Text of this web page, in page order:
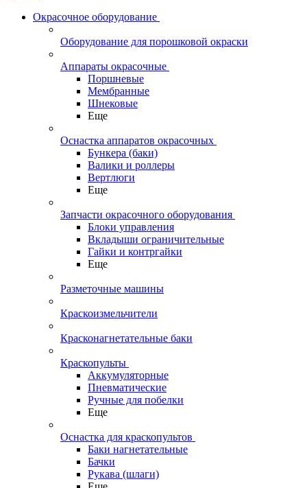
Окрасочное оборудование
Оборудование для порошковой окраски
Аппараты окрасочные
Поршневые
Мембранные
Шнековые
Еще
Оснастка аппаратов окрасочных
Бункера (баки)
Валики и роллеры
Вертлюги
Еще
Запчасти окрасочного оборудования
Блоки управления
Вкладыши ограничительные
Гайки и контргайки
Еще
Разметочные машины
Краскоизмельчители
Красконагнетательные баки
Краскопульты
Аккумуляторные
Пневматические
Ручные для побелки
Еще
Оснастка для краскопультов
Баки нагнетательные
Бачки
Рукава (шлаги)